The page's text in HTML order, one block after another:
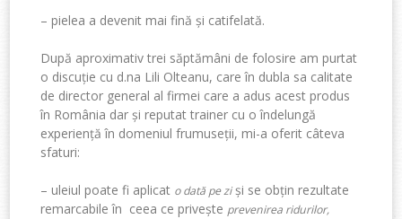
– pielea a devenit mai fină și catifelată.
După aproximativ trei săptămâni de folosire am purtat
o discuție cu d.na Lili Olteanu, care în dubla sa calitate
de director general al firmei care a adus acest produs
în România dar și reputat trainer cu o îndelungă
experiență în domeniul frumuseții, mi-a oferit câteva
sfaturi:
– uleiul poate fi aplicat o dată pe ziși se obțin rezultate
remarcabile în ceea ce privește prevenirea ridurilor,